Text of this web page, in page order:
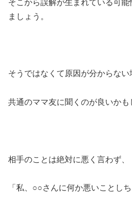
そこから誤解が生まれている可
ましょう。
そうではなくて原因が分からない
共通のママ友に聞くのが良いかも
相手のことは絶対に悪く言わず、
「私、○○さんに何か悪いことし